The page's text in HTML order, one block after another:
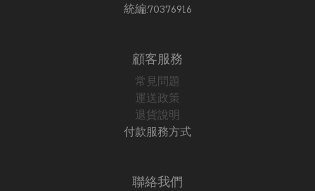
統編:70376916
顧客服務
常見問題
運送政策
退貨說明
付款服務方式
聯絡我們